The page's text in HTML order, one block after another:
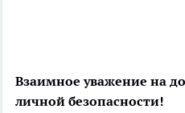
Взаимное уважение на
личной безопасности!